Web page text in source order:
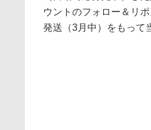
ウントのフォロー＆リ
発送（3月中）をもって